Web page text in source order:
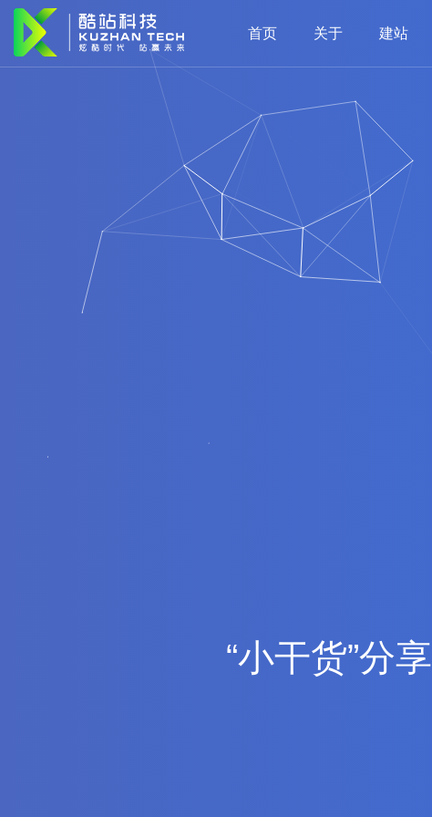
首页 关于 建站
“小干货”分享